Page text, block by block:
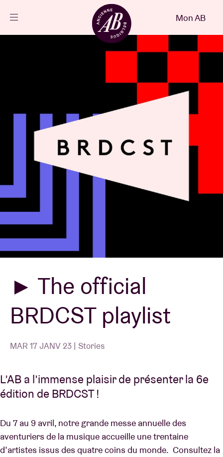
FR
Actualités
Infos visiteurs
AB ❤ you
Location de salles
BRDCST
ABtv
Chèque-concert
À propos de l'AB
Contact
Mon AB
► The official
BRDCST playlist
MAR 17 JANV 23 | Stories
L’AB a l’immense plaisir de présenter la 6e
édition de BRDCST !
Du 7 au 9 avril, notre grande messe annuelle des
aventuriers de la musique accueille une trentaine
d’artistes issus des quatre coins du monde. Consultez la